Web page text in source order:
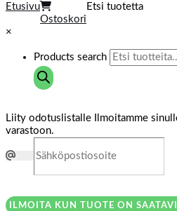
Etusivu
Ostoskori
Etsi tuotetta
×
Products search
Liity odotuslistalle
Ilmoitamme
varastoon.
ILMOITA KUN TUOTE ON